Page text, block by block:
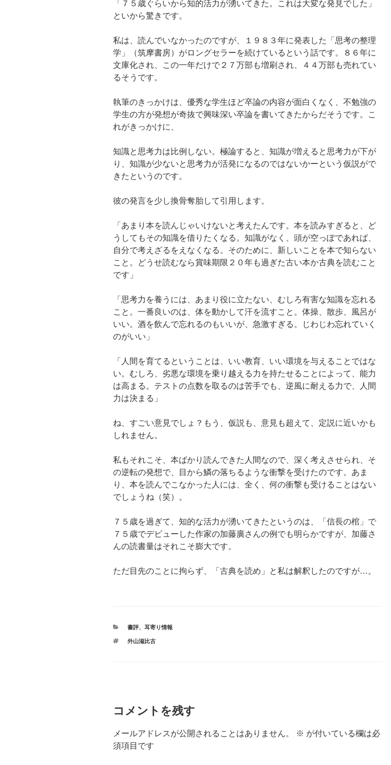
「７５歳ぐらいから知的活力が湧いてきた。これは大変な発見でした」
といから驚きです。
私は、読んでいなかったのですが、１９８３年に発表した「思考の整理
学」（筑摩書房）がロングセラーを続けているという話です。８６年に
文庫化され、この一年だけで２７万部も増刷され、４４万部も売れてい
るそうです。
執筆のきっかけは、優秀な学生ほど卒論の内容が面白くなく、不勉強の
学生の方が発想が奇抜で興味深い卒論を書いてきたからだそうです。こ
れがきっかけに、
知識と思考力は比例しない。極論すると、知識が増えると思考力が下が
り、知識が少ないと思考力が活発になるのではないかーという仮説がで
きたというのです。
彼の発言を少し換骨奪胎して引用します。
「あまり本を読んじゃいけないと考えたんです。本を読みすぎると、ど
うしてもその知識を借りたくなる。知識がなく、頭が空っぽであれば、
自分で考えざるをえなくなる。そのために、新しいことを本で知らない
こと。どうせ読むなら賞味期限２０年も過ぎた古い本か古典を読むこと
です」
「思考力を養うには、あまり役に立たない、むしろ有害な知識を忘れる
こと。一番良いのは、体を動かして汗を流すこと。体操、散歩、風呂が
いい。酒を飲んで忘れるのもいいが、急激すぎる。じわじわ忘れていく
のがいい」
「人間を育てるということは、いい教育、いい環境を与えることではな
い。むしろ、劣悪な環境を乗り越える力を持たせることによって、能力
は高まる。テストの点数を取るのは苦手でも、逆風に耐える力で、人間
力は決まる」
ね、すごい意見でしょ？もう、仮説も、意見も超えて、定説に近いかも
しれません。
私もそれこそ、本ばかり読んできた人間なので、深く考えさせられ、そ
の逆転の発想で、目から鱗の落ちるような衝撃を受けたのです。あま
り、本を読んでこなかった人には、全く、何の衝撃も受けることはない
でしょうね（笑）。
７５歳を過ぎて、知的な活力が湧いてきたというのは、「信長の棺」で
７５歳でデビューした作家の加藤廣さんの例でも明らかですが、加藤さ
んの読書量はそれこそ膨大です。
ただ目先のことに拘らず、「古典を読め」と私は解釈したのですが…。
カ
ゴ
書評、 耳寄り情報
タ
外山滋比古
コメントを残す
メールアドレスが公開されることはありません。 ※ が付いている欄は必
須項目です